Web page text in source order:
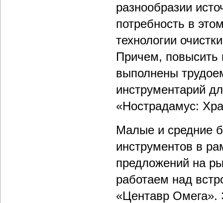
разнообразии
потребность в
технологии
Причем, повысить
выполнены
инструментарий
«Нострадамус:
Малые и средние
инструментов в
предложений на
работаем над
«Центавр Омега».